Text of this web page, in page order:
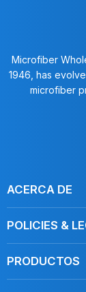
Microfiber
1946, has
microfiber
ACERCA DE
POLICIES &
PRODUCTOS